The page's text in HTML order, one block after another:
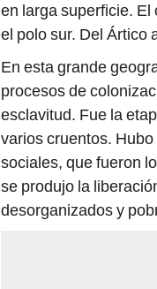
en larga superficie. El
el polo sur. Del Ártico
En esta grande
procesos de
esclavitud. Fue la
varios cruentos.
sociales, que fueron
se produjo la
desorganizados y